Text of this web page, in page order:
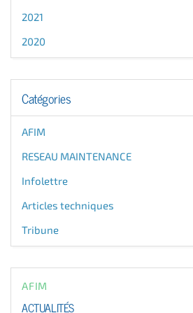
2021
2020
Catégories
AFIM
RESEAU MAINTENANCE
Infolettre
Articles techniques
Tribune
AFIM
ACTUALITÉS